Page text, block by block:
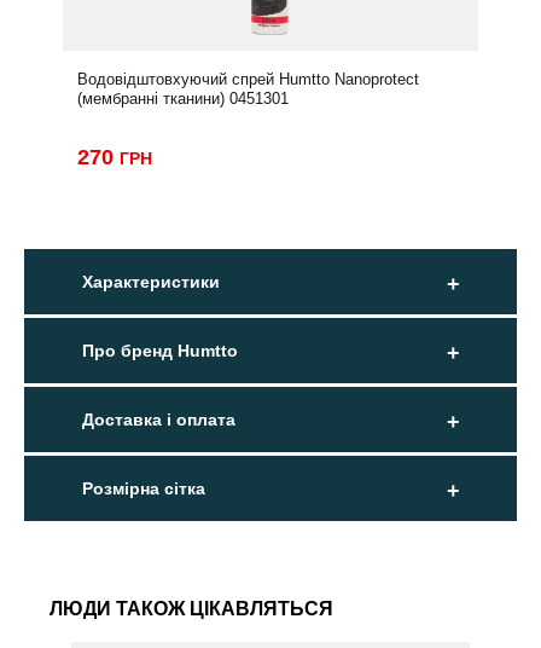
Водовідштовхуючий спрей Humtto Nanoprotect
(мембранні тканини) 0451301
270 ГРН
Характеристики
Про бренд Humtto
Доставка і оплата
Розмірна сітка
ЛЮДИ ТАКОЖ ЦІКАВЛЯТЬСЯ